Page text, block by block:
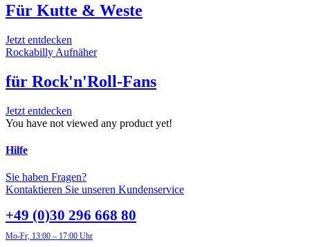
Für Kutte & Weste
Jetzt entdecken
Rockabilly Aufnäher
für Rock'n'Roll-Fans
Jetzt entdecken
You have not viewed any product yet!
Hilfe
Sie haben Fragen?
Kontaktieren Sie unseren Kundenservice
+49 (0)30 296 668 80
Mo-Fr, 13:00 – 17:00 Uhr